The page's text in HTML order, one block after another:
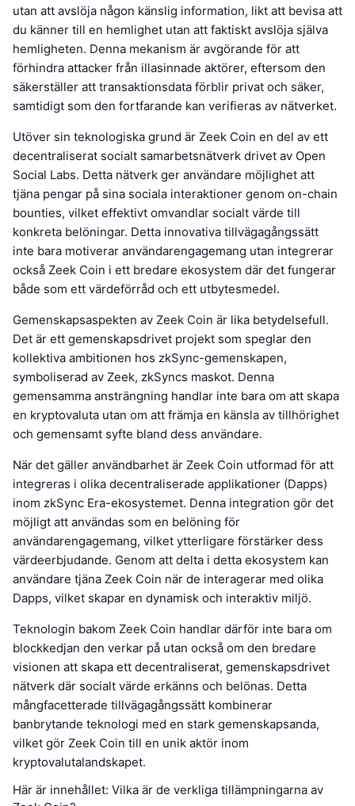
utan att avslöja någon känslig information, likt att bevisa att
du känner till en hemlighet utan att faktiskt avslöja själva
hemligheten. Denna mekanism är avgörande för att
förhindra attacker från illasinnade aktörer, eftersom den
säkerställer att transaktionsdata förblir privat och säker,
samtidigt som den fortfarande kan verifieras av nätverket.
Utöver sin teknologiska grund är Zeek Coin en del av ett
decentraliserat socialt samarbetsnätverk drivet av Open
Social Labs. Detta nätverk ger användare möjlighet att
tjäna pengar på sina sociala interaktioner genom on-chain
bounties, vilket effektivt omvandlar socialt värde till
konkreta belöningar. Detta innovativa tillvägagångssätt
inte bara motiverar användarengagemang utan integrerar
också Zeek Coin i ett bredare ekosystem där det fungerar
både som ett värdeförråd och ett utbytesmedel.
Gemenskapsaspekten av Zeek Coin är lika betydelsefull.
Det är ett gemenskapsdrivet projekt som speglar den
kollektiva ambitionen hos zkSync-gemenskapen,
symboliserad av Zeek, zkSyncs maskot. Denna
gemensamma ansträngning handlar inte bara om att skapa
en kryptovaluta utan om att främja en känsla av tillhörighet
och gemensamt syfte bland dess användare.
När det gäller användbarhet är Zeek Coin utformad för att
integreras i olika decentraliserade applikationer (Dapps)
inom zkSync Era-ekosystemet. Denna integration gör det
möjligt att användas som en belöning för
användarengagemang, vilket ytterligare förstärker dess
värdeerbjudande. Genom att delta i detta ekosystem kan
användare tjäna Zeek Coin när de interagerar med olika
Dapps, vilket skapar en dynamisk och interaktiv miljö.
Teknologin bakom Zeek Coin handlar därför inte bara om
blockkedjan den verkar på utan också om den bredare
visionen att skapa ett decentraliserat, gemenskapsdrivet
nätverk där socialt värde erkänns och belönas. Detta
mångfacetterade tillvägagångssätt kombinerar
banbrytande teknologi med en stark gemenskapsanda,
vilket gör Zeek Coin till en unik aktör inom
kryptovalutalandskapet.
Här är innehållet: Vilka är de verkliga tillämpningarna av